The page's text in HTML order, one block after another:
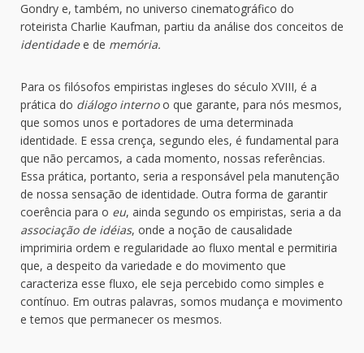
Gondry e, também, no universo cinematográfico do
roteirista Charlie Kaufman, partiu da análise dos conceitos de
identidadee de memória.
Para os filósofos empiristas ingleses do século XVIII, é a
prática do diálogo internoo que garante, para nós mesmos,
que somos unos e portadores de uma determinada
identidade. E essa crença, segundo eles, é fundamental para
que não percamos, a cada momento, nossas referências.
Essa prática, portanto, seria a responsável pela manutenção
de nossa sensação de identidade. Outra forma de garantir
coerência para o eu, ainda segundo os empiristas, seria a da
associação de idéias, onde a noção de causalidade
imprimiria ordem e regularidade ao fluxo mental e permitiria
que, a despeito da variedade e do movimento que
caracteriza esse fluxo, ele seja percebido como simples e
contínuo. Em outras palavras, somos mudança e movimento
e temos que permanecer os mesmos.